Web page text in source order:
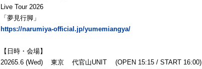
Live Tour 2026
「夢見行脚」
https://narumiya-official.jp/yumemiangya/
【日時・会場】
20265.6 (Wed) 東京 代官山UNIT (OPEN 15:15 / START 16:00)